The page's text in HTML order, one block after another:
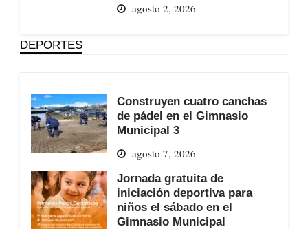
agosto 2, 2026
DEPORTES
Construyen cuatro canchas
de pádel en el Gimnasio
Municipal 3
agosto 7, 2026
Jornada gratuita de
iniciación deportiva para
niños el sábado en el
Gimnasio Municipal